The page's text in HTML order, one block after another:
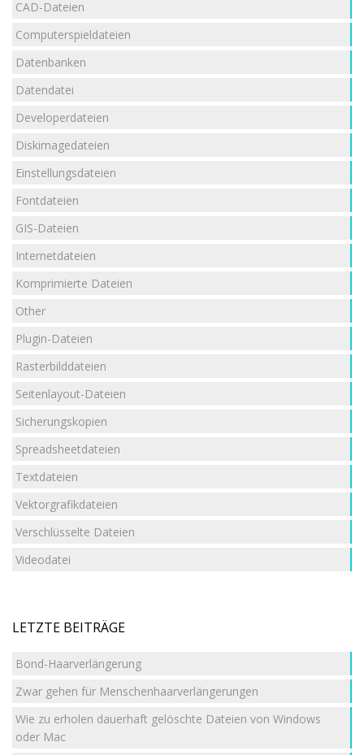
CAD-Dateien
Computerspieldateien
Datenbanken
Datendatei
Developerdateien
Diskimagedateien
Einstellungsdateien
Fontdateien
GIS-Dateien
Internetdateien
Komprimierte Dateien
Other
Plugin-Dateien
Rasterbilddateien
Seitenlayout-Dateien
Sicherungskopien
Spreadsheetdateien
Textdateien
Vektorgrafikdateien
Verschlüsselte Dateien
Videodatei
LETZTE BEITRÄGE
Bond-Haarverlängerung
Zwar gehen für Menschenhaarverlängerungen
Wie zu erholen dauerhaft gelöschte Dateien von Windows
oder Mac